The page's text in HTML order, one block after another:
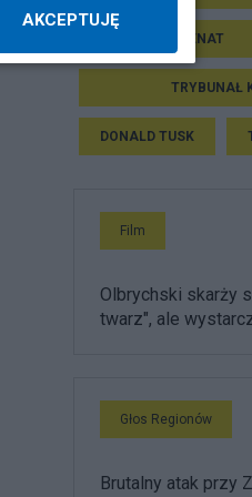
SEJM I SENAT
TRYBUNAŁ
DONALD TUSK
Film
Olbrychski skarży
twarz", ale
Głos Regionów
Brutalny atak przy
AKCEPTUJĘ